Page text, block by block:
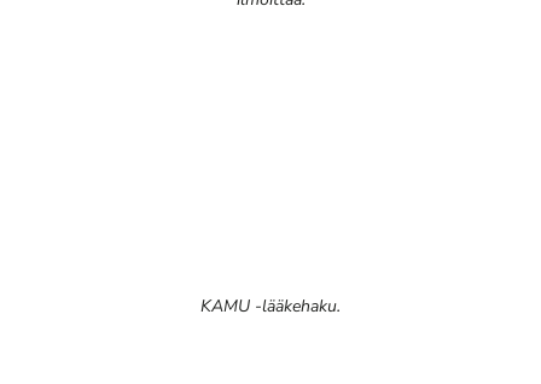
KAMU -lääkehaku.